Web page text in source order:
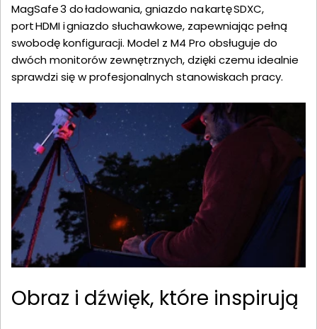
MagSafe 3 do ładowania, gniazdo na kartę SDXC,
port HDMI i gniazdo słuchawkowe, zapewniając pełną
swobodę konfiguracji. Model z M4 Pro obsługuje do
dwóch monitorów zewnętrznych, dzięki czemu idealnie
sprawdzi się w profesjonalnych stanowiskach pracy.
Obraz i dźwięk, które inspirują